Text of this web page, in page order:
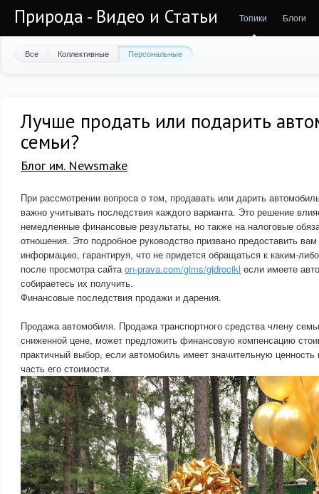
Природа - Видео и Статьи Топики Блоги
Все Коллективные Персональные
Лучше продать или подарить
семьи?
Блог им. Newsmake
При рассмотрении вопроса о том, продавать или дарить
важно учитывать последствия каждого варианта. Это решение
немедленные финансовые результаты, но также на налоговые
отношения. Это подробное руководство призвано предоставить
информацию, гарантируя, что не придется обращаться к каким-
после просмотра сайтаon-prava.com/gims/gidrocikl если имеете
собираетесь их получить.
Финансовые последствия продажи и дарения.
Продажа автомобиля. Продажа транспортного средства члену
сниженной цене, может предложить финансовую компенсацию
практичный выбор, если автомобиль имеет значительную ценность
часть его стоимости.